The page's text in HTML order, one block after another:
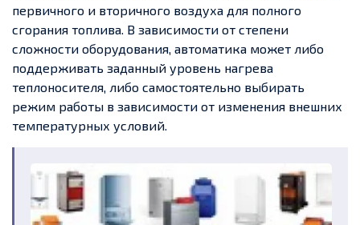
первичного и вторичного воздуха для полного
сгорания топлива. В зависимости от степени
сложности оборудования, автоматика может либо
поддерживать заданный уровень нагрева
теплоносителя, либо самостоятельно выбирать
режим работы в зависимости от изменения внешних
температурных условий.